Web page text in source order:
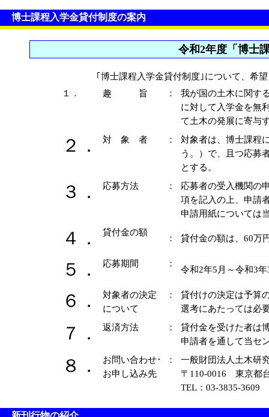
博士課程入学金貸付制度の案内
令和2年度「博士
｢博士課程入学金貸付制度｣について、希
１．
趣 旨 ：
我が国の土木に関す
に対して入学金を無
て土木の発展に寄与
２． 対 象 者 ：
対象者は、博士課程
う。）で、且つ応募
とする。
３． 応募方法 ：
応募者の受入機関の
項を記入の上、申請
申請用紙については
４． 貸付金の額
： 貸付金の額は、60万
５． 応募期間 ：
令和2年5月～令和3
６．
対象者の決定
について
：
貸付けの決定は予算
選考にあたっては必
７． 返済方法 ：
貸付金を受けた者は
申請者を通して当セ
８．
お問い合わせ･
お申し込み先
：
一般財団法人土木研
〒110-0016 東京都
TEL：03-3835-